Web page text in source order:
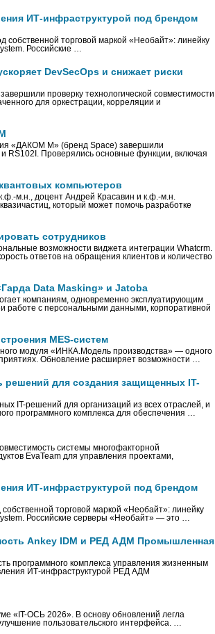
ИТ-инфраструктурой под брендом
торговой маркой «Необайт»: линейку
Российские …
DevSecOps и снижает риски
проверку технологической совместимости
для оркестрации, корреляции и
«ДАКОМ М» (бренд Space) завершили
RS102I. Проверялись основные функции, включая
компьютеров
м.н., доцент Андрей Красавин и к.ф.-м.н.
который может помочь разработке
сотрудников
возможности виджета интеграции Whatcrm.
ответов на обращения клиентов и количество
Data Masking» и Jatoba
компаниям, одновременно эксплуатирующим
работе с персональными данными, корпоративной
MES-систем
модуля «ИНКА.Модель производства» — одного
Обновление расширяет возможности …
решений для создания защищенных IT-
IT-решений для организаций из всех отраслей, и
программного комплекса для обеспечения …
системы многофакторной
EvaTeam для управления проектами,
ИТ-инфраструктурой под брендом
торговой маркой «Необайт»: линейку
Российские серверы «Необайт» — это …
Ankey IDM и РЕД АДМ Промышленная
программного комплекса управления жизненным
ИТ-инфраструктурой РЕД АДМ
«IT-ОСЬ 2026». В основу обновлений легла
пользовательского интерфейса. …